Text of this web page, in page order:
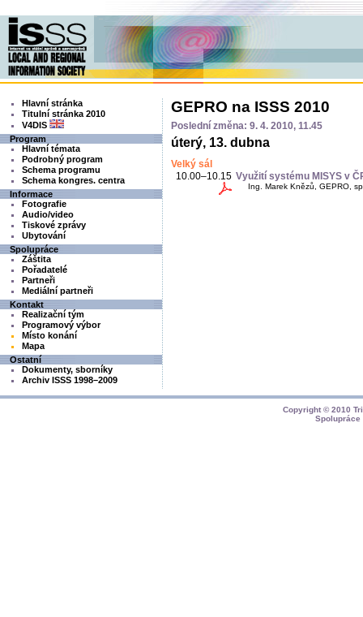
Hlavní stránka
Titulní stránka 2010
V4DIS
Program
Hlavní témata
Podrobný program
Schema programu
Schema kongres. centra
Informace
Fotografie
Audio/video
Tiskové zprávy
Ubytování
Spolupráce
Záštita
Pořadatelé
Partneři
Mediální partneři
Kontakt
Realizační tým
Programový výbor
Místo konání
Mapa
Ostatní
Dokumenty, sborníky
Archiv ISSS 1998–2009
GEPRO na ISSS 2010
Poslední změna: 9. 4. 2010, 11.45
úterý, 13. dubna
Velký sál
10.00–10.15 Využití systému MISYS v
Ing. Marek Knězů, GEPRO,
Copyright © 2010